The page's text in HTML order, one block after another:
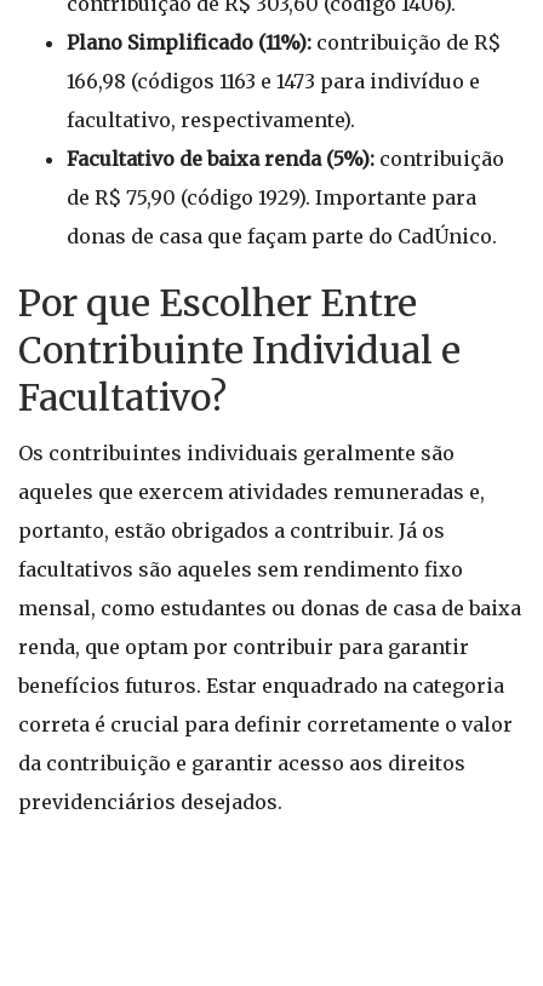
Plano Simplificado (11%): contribuição de R$
166,98 (códigos 1163 e 1473 para indivíduo e
facultativo, respectivamente).
Facultativo de baixa renda (5%): contribuição
de R$ 75,90 (código 1929). Importante para
donas de casa que façam parte do CadÚnico.
Por que Escolher Entre
Contribuinte Individual e
Facultativo?
Os contribuintes individuais geralmente são
aqueles que exercem atividades remuneradas e,
portanto, estão obrigados a contribuir. Já os
facultativos são aqueles sem rendimento fixo
mensal, como estudantes ou donas de casa de baixa
renda, que optam por contribuir para garantir
benefícios futuros. Estar enquadrado na categoria
correta é crucial para definir corretamente o valor
da contribuição e garantir acesso aos direitos
previdenciários desejados.